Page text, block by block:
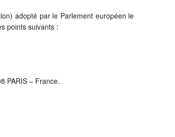
adopté par le Parlement européen le
points suivants :
PARIS – France.